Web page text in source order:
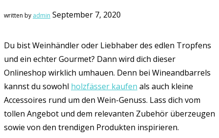
written by admin September 7, 2020
Du bist Weinhändler oder Liebhaber des edlen Tropfens
und ein echter Gourmet? Dann wird dich dieser
Onlineshop wirklich umhauen. Denn bei Wineandbarrels
kannst du sowohl holzfässer kaufen als auch kleine
Accessoires rund um den Wein-Genuss. Lass dich vom
tollen Angebot und dem relevanten Zubehör überzeugen
sowie von den trendigen Produkten inspirieren.